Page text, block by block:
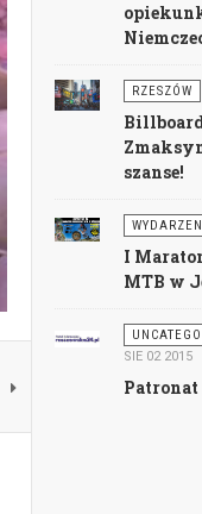
RZESZÓW
szanse!
I
MTB w
SIE 02 2015